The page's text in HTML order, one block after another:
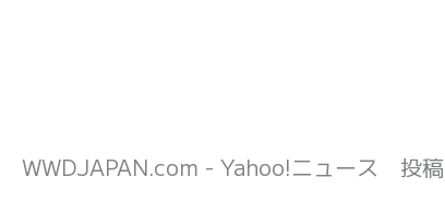
WWDJAPAN.com - Yahoo!ニュース 投稿